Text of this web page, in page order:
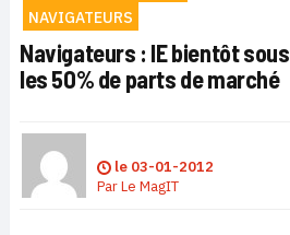
NAVIGATEURS
Navigateurs : IE bientôt sous
les 50% de parts de marché
le 03-01-2012
ParLe MagIT